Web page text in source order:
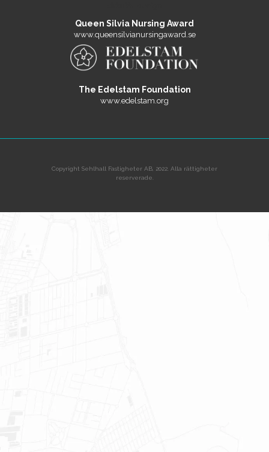
Queen Silvia Nursing Award
www.queensilvianursingaward.se
The Edelstam Foundation
www.edelstam.org
Copyright Sehlhall Fastigheter AB, 2022. Alla rättigheter
reserverade.